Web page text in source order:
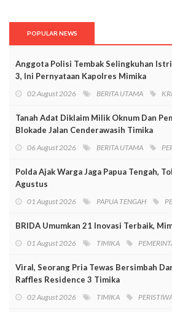
POPULAR NEWS
Anggota Polisi Tembak Selingkuhan
3, Ini Pernyataan Kapolres Mimika
02 August 2026 BERITA UTAMA
Tanah Adat Diklaim Milik Oknum Dan
Blokade Jalan Cenderawasih Timika
06 August 2026 BERITA UTAMA
Polda Ajak Warga Jaga Papua Tengah,
Agustus
01 August 2026 PAPUA TENGAH
BRIDA Umumkan 21 Inovasi Terbaik,
01 August 2026 TIMIKA
Viral, Seorang Pria Tewas Bersimbah
Raffles Residence 3 Timika
02 August 2026 TIMIKA